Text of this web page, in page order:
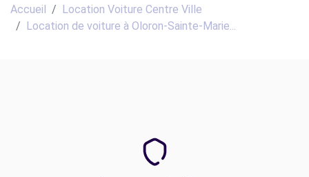
Accueil
Location Voiture Centre Ville
Location de voiture à Oloron-Sainte-Marie...